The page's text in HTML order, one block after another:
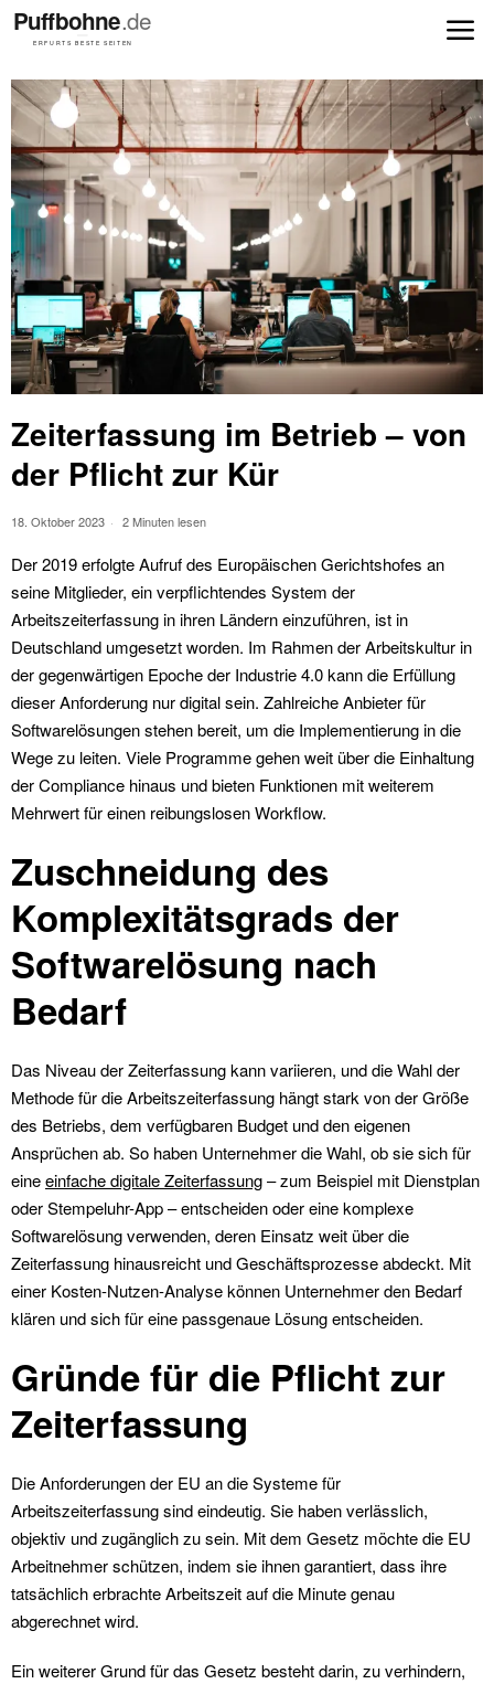
Zeiterfassung im Betrieb – von
der Pflicht zur Kür
18. Oktober 2023 2 Minuten lesen
Der 2019 erfolgte Aufruf des Europäischen Gerichtshofes an
seine Mitglieder, ein verpflichtendes System der
Arbeitszeiterfassung in ihren Ländern einzuführen, ist in
Deutschland umgesetzt worden. Im Rahmen der Arbeitskultur in
der gegenwärtigen Epoche der Industrie 4.0 kann die Erfüllung
dieser Anforderung nur digital sein. Zahlreiche Anbieter für
Softwarelösungen stehen bereit, um die Implementierung in die
Wege zu leiten. Viele Programme gehen weit über die Einhaltung
der Compliance hinaus und bieten Funktionen mit weiterem
Mehrwert für einen reibungslosen Workflow.
Zuschneidung des
Komplexitätsgrads der
Softwarelösung nach
Bedarf
Das Niveau der Zeiterfassung kann variieren, und die Wahl der
Methode für die Arbeitszeiterfassung hängt stark von der Größe
des Betriebs, dem verfügbaren Budget und den eigenen
Ansprüchen ab. So haben Unternehmer die Wahl, ob sie sich für
eineeinfache digitale Zeiterfassung– zum Beispiel mit Dienstplan
oder Stempeluhr-App – entscheiden oder eine komplexe
Softwarelösung verwenden, deren Einsatz weit über die
Zeiterfassung hinausreicht und Geschäftsprozesse abdeckt. Mit
einer Kosten-Nutzen-Analyse können Unternehmer den Bedarf
klären und sich für eine passgenaue Lösung entscheiden.
Gründe für die Pflicht zur
Zeiterfassung
Die Anforderungen der EU an die Systeme für
Arbeitszeiterfassung sind eindeutig. Sie haben verlässlich,
objektiv und zugänglich zu sein. Mit dem Gesetz möchte die EU
Arbeitnehmer schützen, indem sie ihnen garantiert, dass ihre
tatsächlich erbrachte Arbeitszeit auf die Minute genau
abgerechnet wird.
Ein weiterer Grund für das Gesetz besteht darin, zu verhindern,